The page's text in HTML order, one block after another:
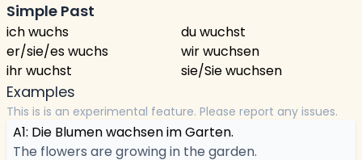
Simple Past
ich wuchs
du wuchst
er/sie/es wuchs
wir wuchsen
ihr wuchst
sie/Sie wuchsen
Examples
This is is an experimental feature. Please report any issues.
A1: Die Blumen wachsen im Garten.
The flowers are growing in the garden.